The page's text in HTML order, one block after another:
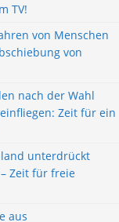
TV!
von Menschen
von
nach der Wahl
Zeit für ein
unterdrückt
Zeit für freie
aus